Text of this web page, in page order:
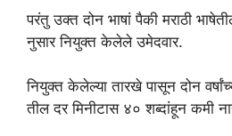
परंतु उक्त दोन भाषां पैकी मराठी
नुसार नियुक्त केलेले उमेदवार.
नियुक्त केलेल्या तारखे पासून दोन
तील दर मिनीटास ४० शब्दांहून कमी